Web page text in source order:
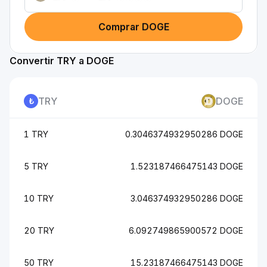
Comprar DOGE
Convertir TRY a DOGE
TRY DOGE
1 TRY 0.3046374932950286 DOGE
5 TRY 1.523187466475143 DOGE
10 TRY 3.046374932950286 DOGE
20 TRY 6.092749865900572 DOGE
50 TRY 15.23187466475143 DOGE